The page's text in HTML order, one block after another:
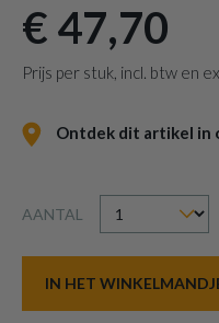
€ 47,70
Prijs per stuk, incl. btw en
Ontdek dit artikel in
AANTAL
IN HET